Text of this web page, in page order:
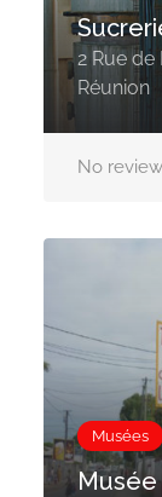
2 Rue de
Réunion
No
Musées
Musée